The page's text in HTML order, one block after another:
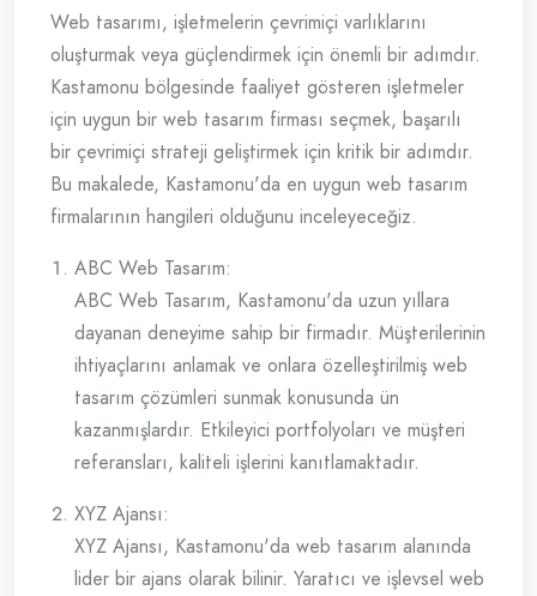
Web tasarımı, işletmelerin çevrimiçi varlıklarını
oluşturmak veya güçlendirmek için önemli bir adımdır.
Kastamonu bölgesinde faaliyet gösteren işletmeler
için uygun bir web tasarım firması seçmek, başarılı
bir çevrimiçi strateji geliştirmek için kritik bir adımdır.
Bu makalede, Kastamonu'da en uygun web tasarım
firmalarının hangileri olduğunu inceleyeceğiz.
ABC Web Tasarım:
ABC Web Tasarım, Kastamonu'da uzun yıllara
dayanan deneyime sahip bir firmadır. Müşterilerinin
ihtiyaçlarını anlamak ve onlara özelleştirilmiş web
tasarım çözümleri sunmak konusunda ün
kazanmışlardır. Etkileyici portfolyoları ve müşteri
referansları, kaliteli işlerini kanıtlamaktadır.
XYZ Ajansı:
XYZ Ajansı, Kastamonu'da web tasarım alanında
lider bir ajans olarak bilinir. Yaratıcı ve işlevsel web